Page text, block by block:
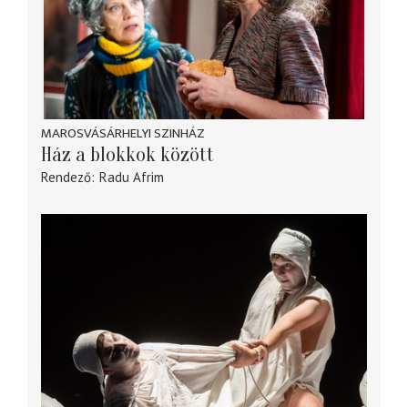
MAROSVÁSÁRHELYI SZINHÁZ
Ház a blokkok között
Rendező Radu Afrim